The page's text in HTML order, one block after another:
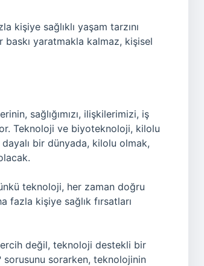
kişiye sağlıklı yaşam tarzını
baskı yaratmakla kalmaz, kişisel
sağlığımızı, ilişkilerimizi, iş
Teknoloji ve biyoteknoloji, kilolu
bir dünyada, kilolu olmak,
teknoloji, her zaman doğru
fazla kişiye sağlık fırsatları
değil, teknoloji destekli bir
sorarken, teknolojinin